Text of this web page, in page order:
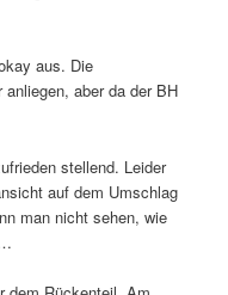
aus. Die
aber da der BH
stellend. Leider
auf dem Umschlag
man nicht sehen, wie